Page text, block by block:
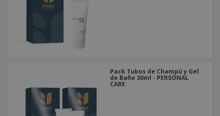
Pack Tubos de Champú y Gel
de Baño 30ml - PERSONAL
CARE